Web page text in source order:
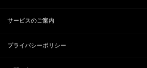
サービスのご案内
プライバシーポリシー